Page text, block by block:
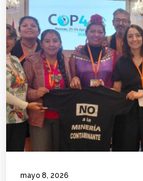
mayo 8, 2026